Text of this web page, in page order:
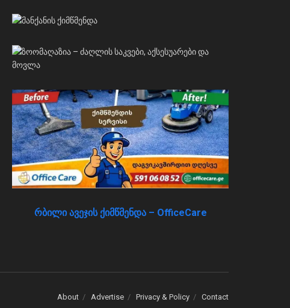
რბილი ავეჯის ქიმწმენდა – OfficeCare
About Advertise Privacy & Policy Contact